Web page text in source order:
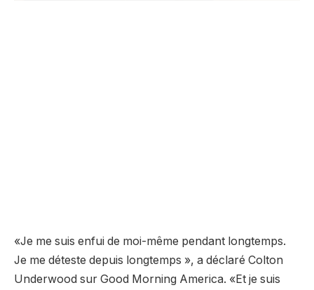
«Je me suis enfui de moi-même pendant longtemps.
Je me déteste depuis longtemps », a déclaré Colton
Underwood sur Good Morning America. «Et je suis